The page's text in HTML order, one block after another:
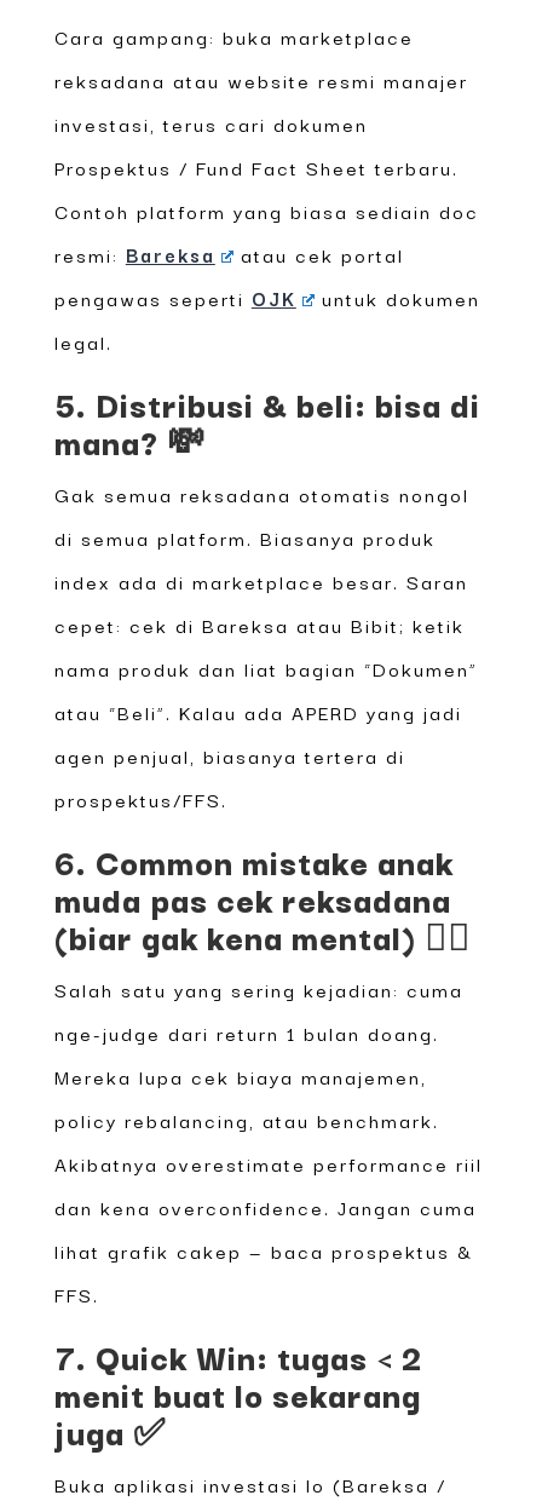
Cara gampang: buka marketplace
reksadana atau website resmi manajer
investasi, terus cari dokumen
Prospektus / Fund Fact Sheet terbaru.
Contoh platform yang biasa sediain doc
resmi: Bareksa
atau cek portal
pengawas seperti OJK
untuk dokumen
legal.
5. Distribusi & beli: bisa di
mana? 💸
Gak semua reksadana otomatis nongol
di semua platform. Biasanya produk
index ada di marketplace besar. Saran
cepet: cek di Bareksa atau Bibit; ketik
nama produk dan liat bagian “Dokumen”
atau “Beli”. Kalau ada APERD yang jadi
agen penjual, biasanya tertera di
prospektus/FFS.
6. Common mistake anak
muda pas cek reksadana
(biar gak kena mental) 🙅‍♂️
Salah satu yang sering kejadian: cuma
nge-judge dari return 1 bulan doang.
Mereka lupa cek biaya manajemen,
policy rebalancing, atau benchmark.
Akibatnya overestimate performance riil
dan kena overconfidence. Jangan cuma
lihat grafik cakep — baca prospektus &
FFS.
7. Quick Win: tugas < 2
menit buat lo sekarang
juga ✅
Buka aplikasi investasi lo (Bareksa /